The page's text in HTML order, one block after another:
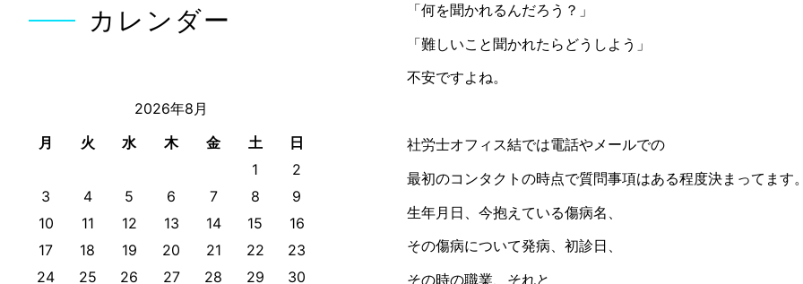
「何を聞かれるんだろう？」
「難しいこと聞かれたらどうしよう」
不安ですよね。
社労士オフィス結では電話やメールでの
最初のコンタクトの時点で質問事項はある程度決まってます。
生年月日、今抱えている傷病名、
その傷病について発病、初診日、
その時の職業、それと
カレンダー
2026年8月
月
火 水 木 金 土
日
1
2
3
4 5 6 7 8
9
10
11 12 13 14 15
16
17
18 19 20 21 22
23
24
25 26 27 28 29
30